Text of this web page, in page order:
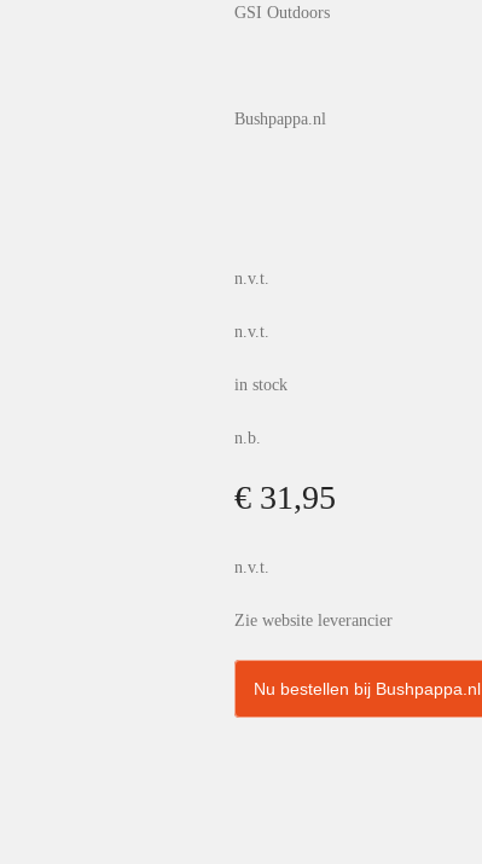
GSI Outdoors
Bushpappa.nl
n.v.t.
n.v.t.
in stock
n.b.
€ 31,95
n.v.t.
Zie website leverancier
Nu bestellen bij Bushpappa.nl